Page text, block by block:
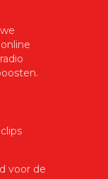
voor de